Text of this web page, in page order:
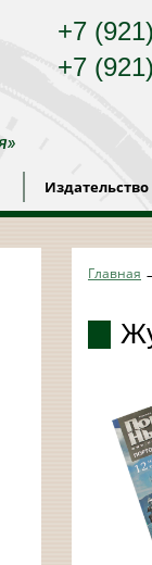
+7
+7
Издательство
Главная